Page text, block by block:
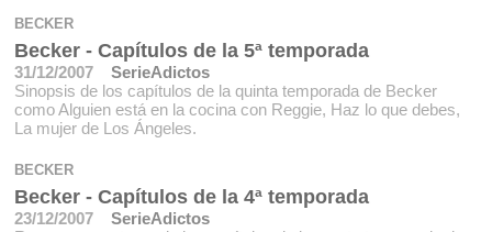
BECKER
Becker - Capítulos de la 5ª temporada
31/12/2007
SerieAdictos
Sinopsis de los capítulos de la quinta temporada de Becker
como Alguien está en la cocina con Reggie, Haz lo que debes,
La mujer de Los Ángeles.
BECKER
Becker - Capítulos de la 4ª temporada
23/12/2007
SerieAdictos